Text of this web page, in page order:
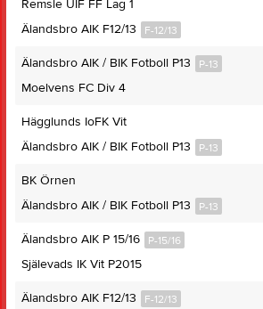
Remsle UIF FF Lag 1
F-12/13
Älandsbro AIK F12/13
P-13
Älandsbro AIK / BIK Fotboll P13
Moelvens FC Div 4
Hägglunds IoFK Vit
P-13
Älandsbro AIK / BIK Fotboll P13
BK Örnen
P-13
Älandsbro AIK / BIK Fotboll P13
P-15/16
Älandsbro AIK P 15/16
Själevads IK Vit P2015
F-12/13
Älandsbro AIK F12/13